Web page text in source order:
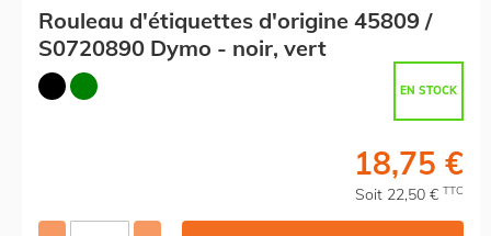
Rouleau d'étiquettes d'origine 45809 /
S0720890 Dymo - noir, vert
EN STOCK
18,75 €
Soit 22,50 € TTC